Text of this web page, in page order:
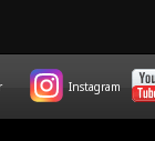
Instagram